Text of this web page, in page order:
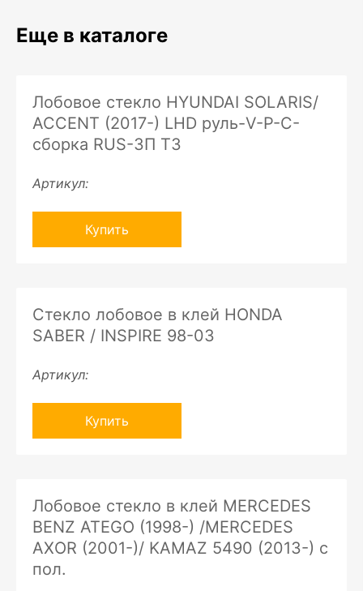
Еще в каталоге
Лобовое стекло HYUNDAI SOLARIS/
ACCENT (2017-) LHD руль-V-P-C-
сборка RUS-ЗП ТЗ
Артикул:
Купить
Стекло лобовое в клей HONDA
SABER / INSPIRE 98-03
Артикул:
Купить
Лобовое стекло в клей MERCEDES
BENZ ATEGO (1998-) /MERCEDES
AXOR (2001-)/ KAMAZ 5490 (2013-) с
пол.